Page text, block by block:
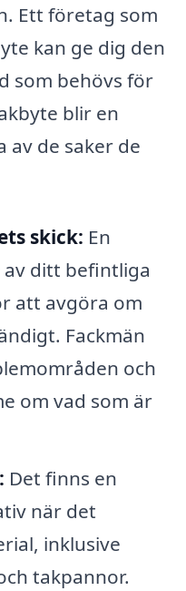
Ett företag som
kan ge dig den
som behövs för
blir en
av de saker de
skick: En
ditt befintliga
att avgöra om
Fackmän
och
om vad som är
Det finns en
när det
inklusive
takpannor.